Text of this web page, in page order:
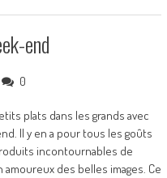
end
0
plats dans les grands avec
Il y en a pour tous les goûts
incontournables de
amoureux des belles images. Ce